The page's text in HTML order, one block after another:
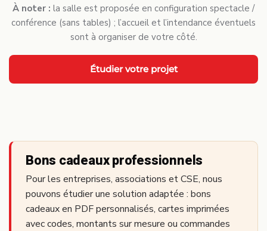
À noter : la salle est proposée en configuration spectacle /
conférence (sans tables) ; l’accueil et l’intendance éventuels
sont à organiser de votre côté.
Étudier votre projet
Bons cadeaux professionnels
Pour les entreprises, associations et CSE, nous
pouvons étudier une solution adaptée : bons
cadeaux en PDF personnalisés, cartes imprimées
avec codes, montants sur mesure ou commandes